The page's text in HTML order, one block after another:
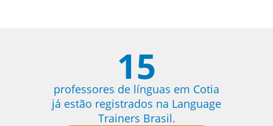
15
professores de línguas em Cotia
já estão registrados na Language
Trainers Brasil.